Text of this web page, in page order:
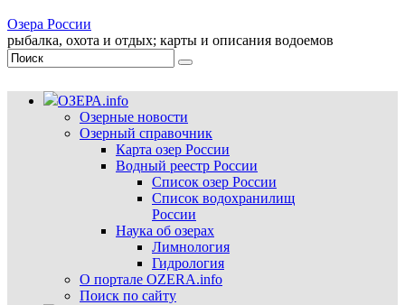
Озера России
рыбалка, охота и отдых; карты и описания водоемов
ОЗЕРА.info
Озерные новости
Озерный справочник
Карта озер России
Водный реестр России
Список озер России
Список водохранилищ
России
Наука об озерах
Лимнология
Гидрология
О портале OZERA.info
Поиск по сайту